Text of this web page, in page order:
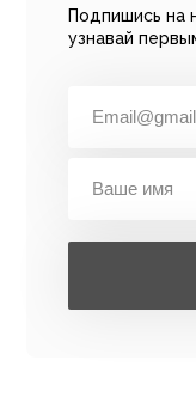
Подпишись на
узнавай